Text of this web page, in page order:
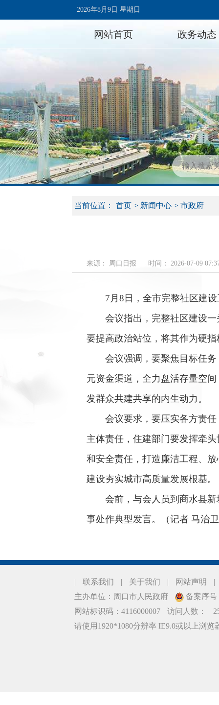
2026年8月9日 星期日
网站首页 政务动态
当前位置： 首页 > 新闻中心 > 市政府
来源： 周口日报 时间： 2026-07-09
7月8日，全市完整社区建设
会议指出，完整社区建设一
要提高政治站位，将其作为硬
会议强调，要聚焦目标任务
元资金渠道，全力盘活存量空
发群众共建共享的内生动力。
会议要求，要压实各方责任
主体责任，住建部门要发挥牵
和安全责任，打造廉洁工程、
建设夯实城市高质量发展根基。
会前，与会人员到商水县新
事处作典型发言。（记者 马治
| 联系我们 | 关于我们 | 网站声明
|
主办单位：周口市人民政府
备案序号
网站标识码：4116000007
访问人数：
请使用1920*1080分辨率 IE9.0或以上浏览